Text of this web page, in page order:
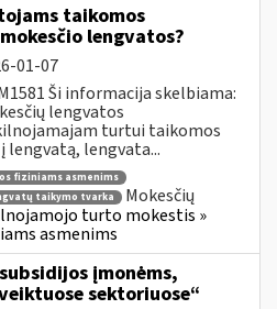
taikomos
lengvatos?
01-07
Ši informacija skelbiama:
lengvatos
turtui taikomos
lengvatą, lengvata...
fiziniams asmenims
taikymo tvarka
Mokesčių
turto mokestis »
asmenims
įmonėms,
sektoriuose“